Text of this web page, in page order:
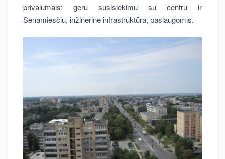
privalumais: geru susisiekimu su centru ir
Senamiesčiu, inžinerine infrastruktūra, paslaugomis.